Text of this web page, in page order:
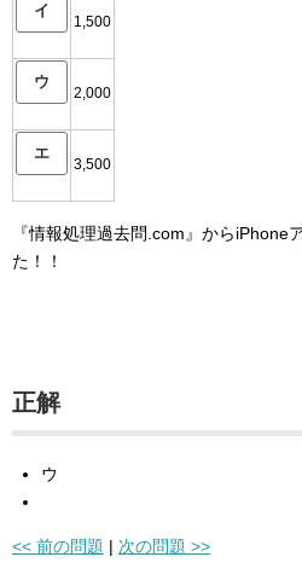
イ
1,500
ウ
2,000
エ
3,500
『情報処理過去問.com』からiPhone
た！！
正解
ウ
<< 前の問題 | 次の問題 >>